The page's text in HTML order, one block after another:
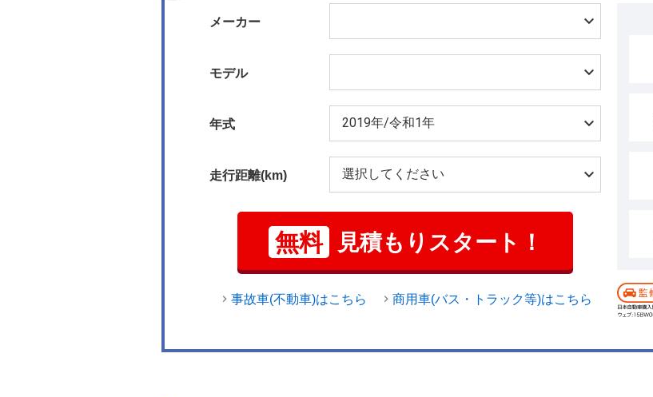
メーカー
モデル
年式
走行距離(km)
無料 見積もりスタート！
事故車(不動車)はこちら 商用車(バス・トラック等)はこちら